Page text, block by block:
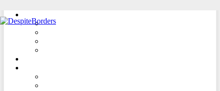
STREDNÁ EURÓPA